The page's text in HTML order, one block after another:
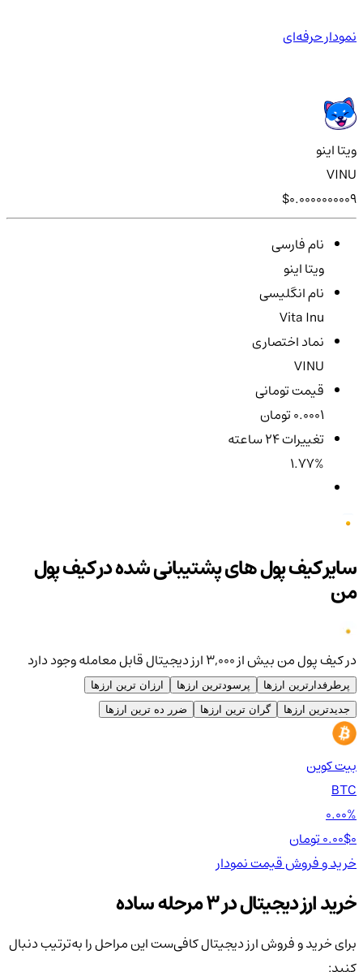
نمودار حرفه‌ای
ویتا اینو
VINU
$0.0000000009
نام فارسی
ویتا اینو
نام انگلیسی
Vita Inu
نماد اختصاری
VINU
قیمت تومانی
0.0001 تومان
تغییرات ۲۴ ساعته
1.77%
سایر کیف پول های پشتیبانی شده در کیف پول
من
در کیف پول من بیش از ۳,۰۰۰ ارز دیجیتال قابل معامله وجود دارد
پرطرفدارترین ارزها پرسودترین ارزها
ارزان ترین ارزها
جدیدترین ارزها
گران ترین ارزها ضرر ده ترین ارزها
بیت کوین
BTC
0.00%
0.00$
خرید و فروشقیمتنمودار
خرید ارز دیجیتال در 3 مرحله ساده
برای خرید و فروش ارز دیجیتال کافی‌ست این مراحل را به‌ترتیب دنبال